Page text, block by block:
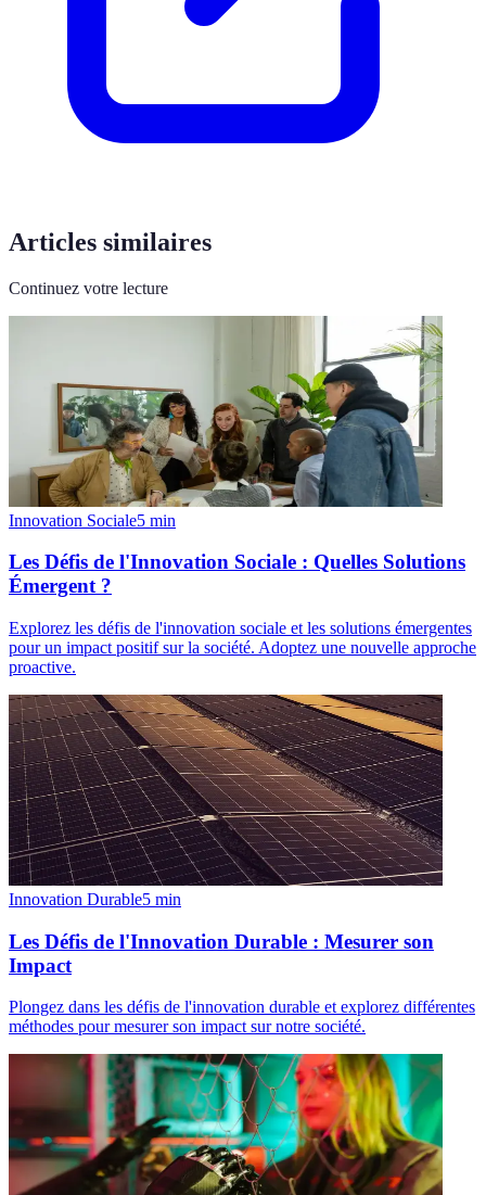
Articles similaires
Continuez votre lecture
Innovation Sociale5 min
Les Défis de l'Innovation Sociale : Quelles Solutions
Émergent ?
Explorez les défis de l'innovation sociale et les solutions émergentes
pour un impact positif sur la société. Adoptez une nouvelle approche
proactive.
Innovation Durable5 min
Les Défis de l'Innovation Durable : Mesurer son
Impact
Plongez dans les défis de l'innovation durable et explorez différentes
méthodes pour mesurer son impact sur notre société.